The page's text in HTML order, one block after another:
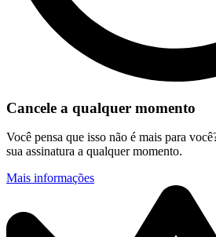
Cancele a qualquer momento
Você pensa que isso não é mais para
sua assinatura a qualquer momento.
Mais informações